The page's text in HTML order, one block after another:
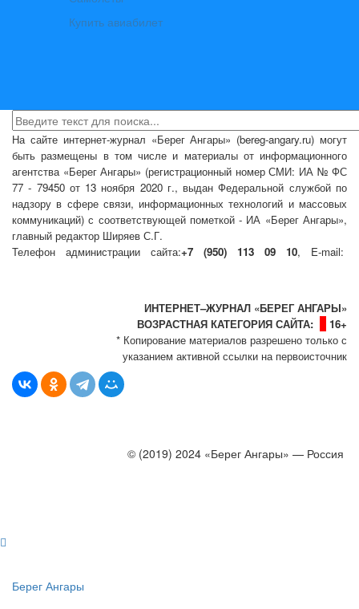
Купить авиабилет
На сайте интернет-журнал «Берег Ангары» (bereg-angary.ru) могут
быть размещены в том числе и материалы от информационного
агентства «Берег Ангары» (регистрационный номер СМИ: ИА № ФС
77 - 79450 от 13 ноября 2020 г., выдан Федеральной службой по
надзору в сфере связи, информационных технологий и массовых
коммуникаций) с соответствующей пометкой - ИА «Берег Ангары»,
главный редактор Ширяев С.Г.
Телефон администрации сайта:+7 (950) 113 09 10, E-mail:
ИНТЕРНЕТ–ЖУРНАЛ «БЕРЕГ АНГАРЫ»
ВОЗРАСТНАЯ КАТЕГОРИЯ САЙТА:
16+
* Копирование материалов разрешено только с
указанием активной ссылки на первоисточник
© (2019) 2024 «Берег Ангары» — Россия
Берег Ангары